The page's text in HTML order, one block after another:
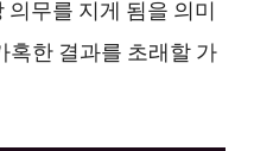
무를 지게 됨을 의미
혹한 결과를 초래할 가